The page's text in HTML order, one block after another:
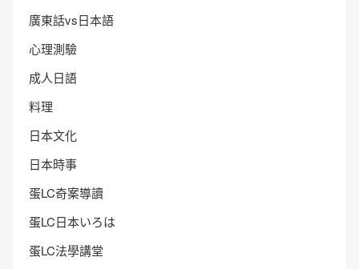
廣東話vs日本語
心理測驗
成人日語
料理
日本文化
日本時事
蛋LC奇案導讀
蛋LC日本いろは
蛋LC法學講堂